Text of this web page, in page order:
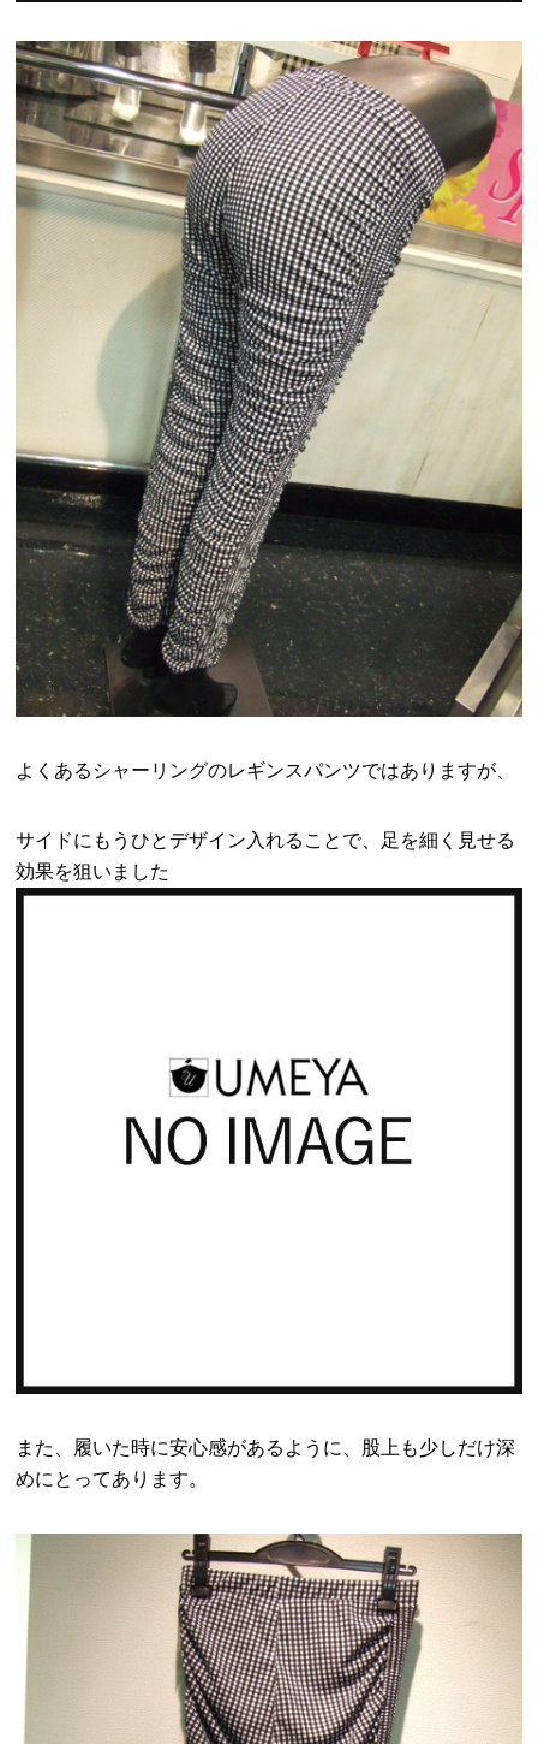
よくあるシャーリングのレギンスパンツではありますが、
サイドにもうひとデザイン入れることで、足を細く見せる
効果を狙いました
また、履いた時に安心感があるように、股上も少しだけ深
めにとってあります。